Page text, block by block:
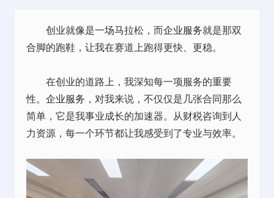
创业就像是一场马拉松，而企业服务就是那双
合脚的跑鞋，让我在赛道上跑得更快、更稳。
在创业的道路上，我深知每一项服务的重要
性。企业服务 ，对我来说，不仅仅是几张合同那么
简单，它是我事业成长的加速器。从财税咨询到人
力资源，每一个环节都让我感受到了专业与效率。